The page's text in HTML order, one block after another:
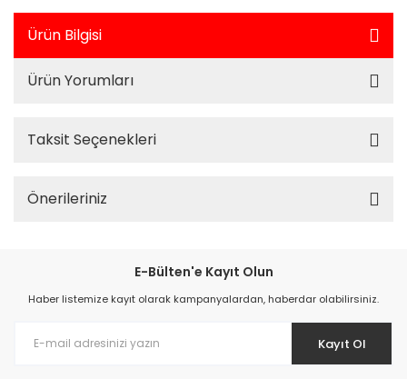
Ürün Bilgisi
Ürün Yorumları
Taksit Seçenekleri
Önerileriniz
E-Bülten'e Kayıt Olun
Haber listemize kayıt olarak kampanyalardan, haberdar olabilirsiniz.
Kayıt Ol